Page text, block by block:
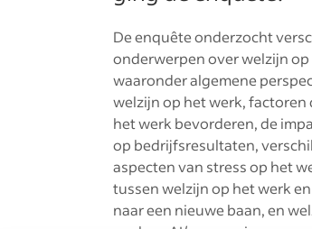
De enquête onderzocht
onderwerpen over welzijn op
waaronder algemene
welzijn op het werk, factoren
het werk bevorderen, de
op bedrijfsresultaten,
aspecten van stress op het
tussen welzijn op het werk
naar een nieuwe baan, en